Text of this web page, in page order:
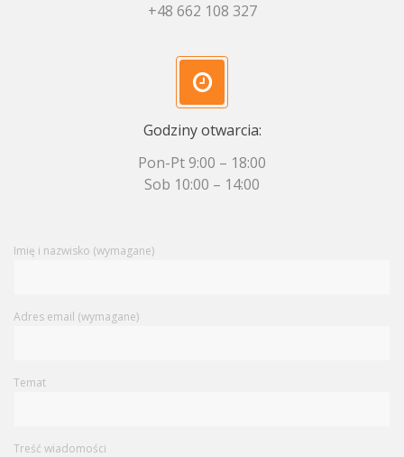
+48 662 108 327
Godziny otwarcia:
Pon-Pt 9:00 – 18:00
Sob 10:00 – 14:00
Imię i nazwisko (wymagane)
Adres email (wymagane)
Temat
Treść wiadomości